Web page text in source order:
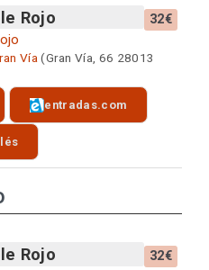
Rojo 32€
Vía (Gran Vía, 66 28013
entradas.com
Rojo 32€